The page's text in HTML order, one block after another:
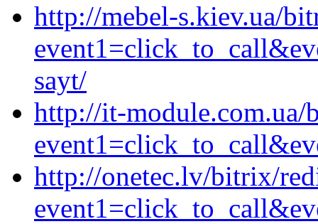
http://mebel-s.kiev.ua/
sayt/
http://it-module.com.ua/
http://onetec.lv/bitrix/